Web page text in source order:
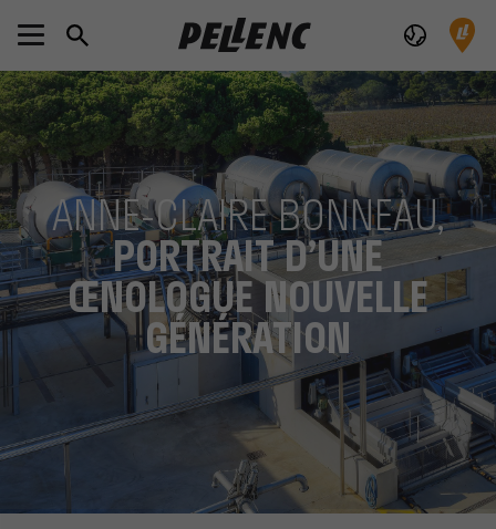
ANNE-CLAIRE BONNEAU,
PORTRAIT D’UNE
ŒNOLOGUE NOUVELLE
GÉNÉRATION